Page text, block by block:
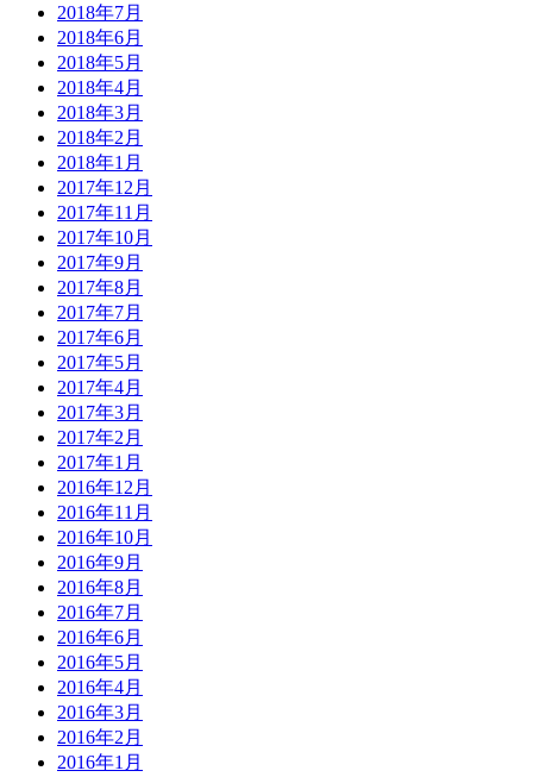
2018年7月
2018年6月
2018年5月
2018年4月
2018年3月
2018年2月
2018年1月
2017年12月
2017年11月
2017年10月
2017年9月
2017年8月
2017年7月
2017年6月
2017年5月
2017年4月
2017年3月
2017年2月
2017年1月
2016年12月
2016年11月
2016年10月
2016年9月
2016年8月
2016年7月
2016年6月
2016年5月
2016年4月
2016年3月
2016年2月
2016年1月